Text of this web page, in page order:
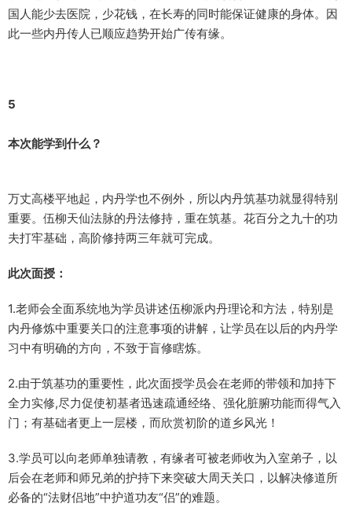
国人能少去医院，少花钱，在长寿的同时能保证健康的身体。因
此一些内丹传人已顺应趋势开始广传有缘。
5
本次能学到什么？
万丈高楼平地起，内丹学也不例外，所以内丹筑基功就显得特别
重要。伍柳天仙法脉的丹法修持，重在筑基。花百分之九十的功
夫打牢基础，高阶修持两三年就可完成。
此次面授：
1.老师会全面系统地为学员讲述伍柳派内丹理论和方法，特别是
内丹修炼中重要关口的注意事项的讲解，让学员在以后的内丹学
习中有明确的方向，不致于盲修瞎炼。
2.由于筑基功的重要性，此次面授学员会在老师的带领和加持下
全力实修,尽力促使初基者迅速疏通经络、强化脏腑功能而得气入
门；有基础者更上一层楼，而欣赏初阶的道乡风光！
3.学员可以向老师单独请教，有缘者可被老师收为入室弟子，以
后会在老师和师兄弟的护持下来突破大周天关口，以解决修道所
必备的“法财侣地”中护道功友“侣”的难题。